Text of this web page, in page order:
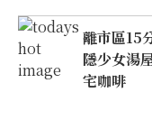
離市區15
隱少女湯
宅咖啡